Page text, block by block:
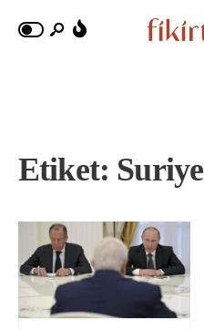
Etiket: Suriye